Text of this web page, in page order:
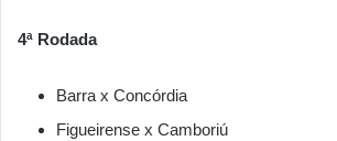
4ª Rodada
Barra x Concórdia
Figueirense x Camboriú